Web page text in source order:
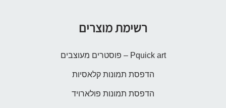
רשימת מוצרים
Pquick art – פוסטרים מעוצבים
הדפסת תמונות קלאסיות
הדפסת תמונות פולארויד